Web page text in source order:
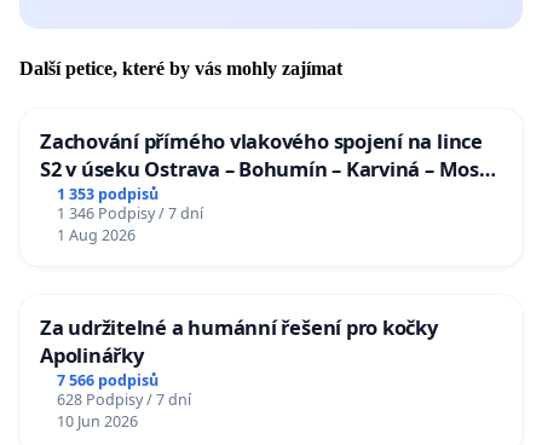
Další petice, které by vás mohly zajímat
Zachování přímého vlakového spojení na lince
S2 v úseku Ostrava – Bohumín – Karviná – Mosty
u Jablunkova
1 353 podpisů
1 346 Podpisy / 7 dní
1 Aug 2026
Za udržitelné a humánní řešení pro kočky
Apolinářky
7 566 podpisů
628 Podpisy / 7 dní
10 Jun 2026